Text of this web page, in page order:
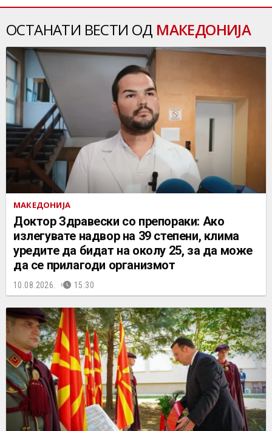
ОСТАНАТИ ВЕСТИ ОД МАКЕДОНИЈА
МАКЕДОНИЈА
Доктор Здравески со препораки: Ако
излегувате надвор на 39 степени, клима
уредите да бидат на околу 25, за да може
да се прилагоди организмот
10.08.2026. 15:30